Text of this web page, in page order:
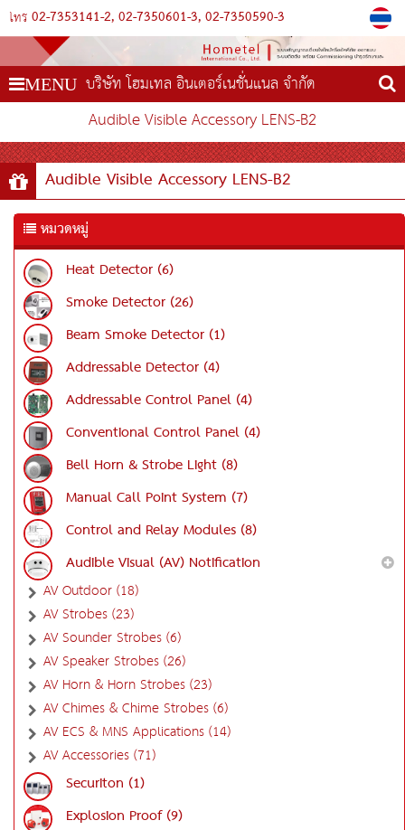
โทร 02-7353141-2 02-7350601-3 02-7350590-3
MENU บริษัท โฮมเทล อินเตอร์เนชั่นแนล จำกัด
Audible Visible Accessory LENS-B2
Audible Visible Accessory LENS-B2
หมวดหมู่
Heat Detector (6)
Smoke Detector (26)
Beam Smoke Detector (1)
Addressable Detector (4)
Addressable Control Panel (4)
Conventional Control Panel (4)
Bell Horn & Strobe Light (8)
Manual Call Point System (7)
Control and Relay Modules (8)
Audible Visual (AV) Notification
AV Outdoor (18)
AV Strobes (23)
AV Sounder Strobes (6)
AV Speaker Strobes (26)
AV Horn & Horn Strobes (23)
AV Chimes & Chime Strobes (6)
AV ECS & MNS Applications (14)
AV Accessories (71)
Securiton (1)
Explosion Proof (9)